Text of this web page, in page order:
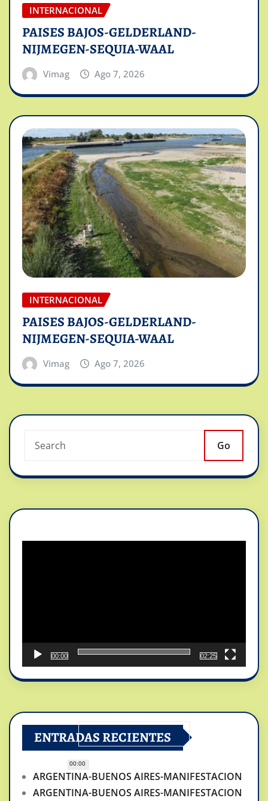
INTERNACIONAL
PAISES BAJOS-GELDERLAND-
NIJMEGEN-SEQUIA-WAAL
Vimag Ago 7, 2026
INTERNACIONAL
PAISES BAJOS-GELDERLAND-
NIJMEGEN-SEQUIA-WAAL
Vimag Ago 7, 2026
Go
00:00
00:00
02:25
ENTRADAS RECIENTES
ARGENTINA-BUENOS AIRES-MANIFESTACION
ARGENTINA-BUENOS AIRES-MANIFESTACION